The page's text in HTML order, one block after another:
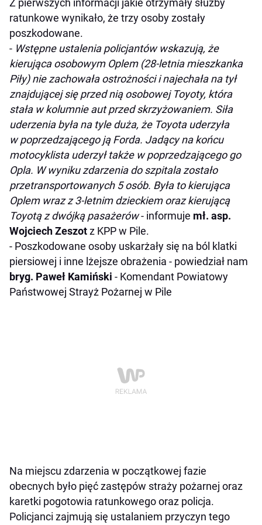
Z pierwszych informacji jakie otrzymały służby
ratunkowe wynikało, że trzy osoby zostały
poszkodowane.
- Wstępne ustalenia policjantów wskazują, że
kierująca osobowym Oplem (28-letnia mieszkanka
Piły) nie zachowała ostrożności i najechała na tył
znajdującej się przed nią osobowej Toyoty, która
stała w kolumnie aut przed skrzyżowaniem. Siła
uderzenia była na tyle duża, że Toyota uderzyła
w poprzedzającego ją Forda. Jadący na końcu
motocyklista uderzył także w poprzedzającego go
Opla. W wyniku zdarzenia do szpitala zostało
przetransportowanych 5 osób. Była to kierująca
Oplem wraz z 3-letnim dzieckiem oraz kierującą
Toyotą z dwójką pasażerów- informuje mł. asp.
Wojciech Zeszotz KPP w Pile.
- Poszkodowane osoby uskarżały się na ból klatki
piersiowej i inne lżejsze obrażenia - powiedział nam
bryg. Paweł Kamiński - Komendant Powiatowy
Państwowej Strayż Pożarnej w Pile
Na miejscu zdarzenia w początkowej fazie
obecnych było pięć zastępów straży pożarnej oraz
karetki pogotowia ratunkowego oraz policja.
Policjanci zajmują się ustalaniem przyczyn tego